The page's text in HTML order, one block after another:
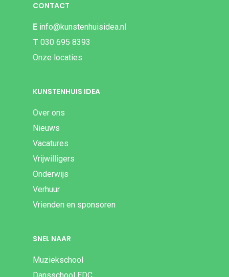
CONTACT
E info@kunstenhuisidea.nl
T 030 695 8393
Onze locaties
KUNSTENHUIS IDEA
Over ons
Nieuws
Vacatures
Vrijwilligers
Onderwijs
Verhuur
Vrienden en sponsoren
SNEL NAAR
Muziekschool